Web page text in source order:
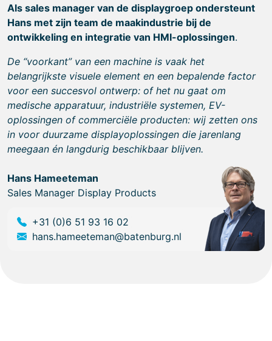
Als sales manager van de displaygroep ondersteunt
Hans met zijn team de maakindustrie bij de
ontwikkeling en integratie van HMI-oplossingen.
De “voorkant” van een machine is vaak het
belangrijkste visuele element en een bepalende factor
voor een succesvol ontwerp: of het nu gaat om
medische apparatuur, industriële systemen, EV-
oplossingen of commerciële producten: wij zetten ons
in voor duurzame displayoplossingen die jarenlang
meegaan én langdurig beschikbaar blijven.
Hans Hameeteman
Sales Manager Display Products
+31 (0)6 51 93 16 02
hans.hameeteman@batenburg.nl